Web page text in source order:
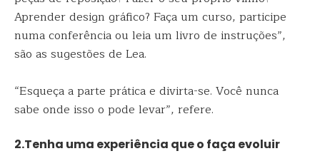
Aprender design gráfico? Faça um curso, participe
numa conferência ou leia um livro de instruções”,
são as sugestões de Lea.
“Esqueça a parte prática e divirta-se. Você nunca
sabe onde isso o pode levar”, refere.
2.Tenha uma experiência que o faça evoluir